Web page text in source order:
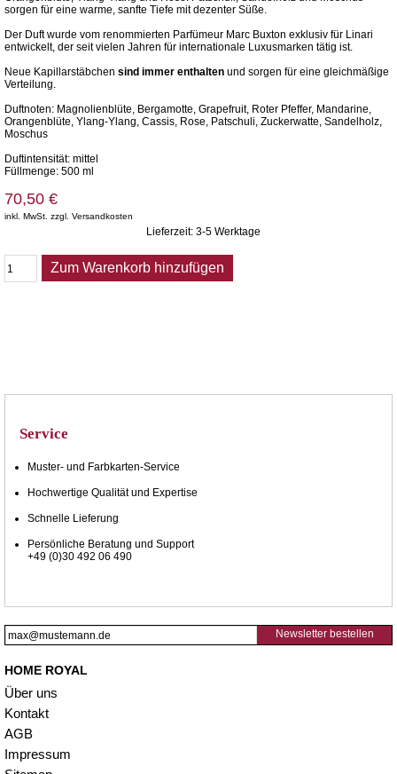
sorgen für eine warme, sanfte Tiefe mit dezenter Süße.
Der Duft wurde vom renommierten Parfümeur Marc Buxton exklusiv für Linari
entwickelt, der seit vielen Jahren für internationale Luxusmarken tätig ist.
Neue Kapillarstäbchen sind immer enthalten und sorgen für eine gleichmäßige
Verteilung.
Duftnoten: Magnolienblüte, Bergamotte, Grapefruit, Roter Pfeffer, Mandarine,
Orangenblüte, Ylang-Ylang, Cassis, Rose, Patschuli, Zuckerwatte, Sandelholz,
Moschus
Duftintensität: mittel
Füllmenge: 500 ml
70,50 €
inkl. MwSt. zzgl. Versandkosten
Lieferzeit: 3-5 Werktage
Zum Warenkorb hinzufügen
Service
Muster- und Farbkarten-Service
Hochwertige Qualität und Expertise
Schnelle Lieferung
Persönliche Beratung und Support
+49 (0)30 492 06 490
Newsletter bestellen
HOME ROYAL
Über uns
Kontakt
AGB
Impressum